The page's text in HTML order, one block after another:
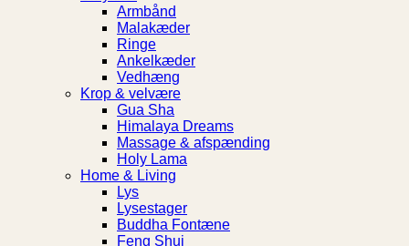
Armbånd
Malakæder
Ringe
Ankelkæder
Vedhæng
Krop & velvære
Gua Sha
Himalaya Dreams
Massage & afspænding
Holy Lama
Home & Living
Lys
Lysestager
Buddha Fontæne
Feng Shui